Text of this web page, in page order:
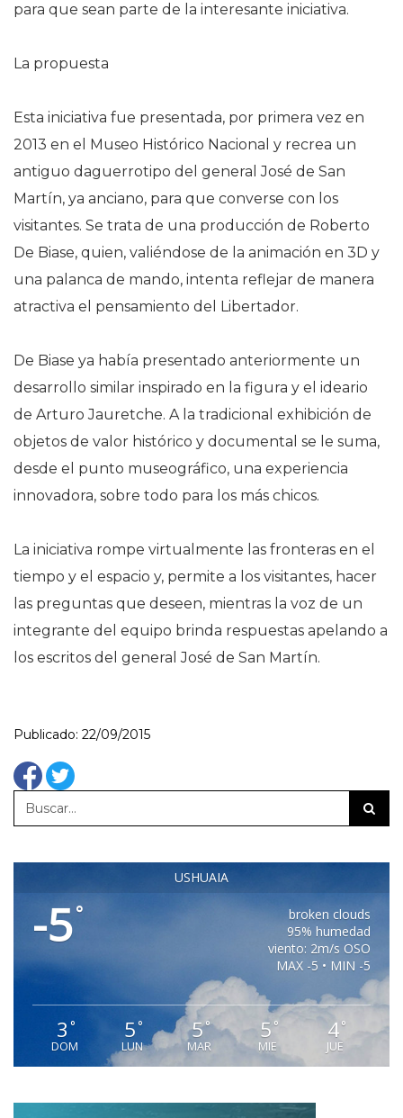
para que sean parte de la interesante iniciativa.
La propuesta
Esta iniciativa fue presentada, por primera vez en
2013 en el Museo Histórico Nacional y recrea un
antiguo daguerrotipo del general José de San
Martín, ya anciano, para que converse con los
visitantes. Se trata de una producción de Roberto
De Biase, quien, valiéndose de la animación en 3D y
una palanca de mando, intenta reflejar de manera
atractiva el pensamiento del Libertador.
De Biase ya había presentado anteriormente un
desarrollo similar inspirado en la figura y el ideario
de Arturo Jauretche. A la tradicional exhibición de
objetos de valor histórico y documental se le suma,
desde el punto museográfico, una experiencia
innovadora, sobre todo para los más chicos.
La iniciativa rompe virtualmente las fronteras en el
tiempo y el espacio y, permite a los visitantes, hacer
las preguntas que deseen, mientras la voz de un
integrante del equipo brinda respuestas apelando a
los escritos del general José de San Martín.
Publicado: 22/09/2015
USHUAIA
-5°
broken clouds
95% humedad
viento: 2m/s OSO
MAX -5 • MIN -5
3 °
DOM
5 °
LUN
5°
MAR
5 °
MIE
4°
JUE